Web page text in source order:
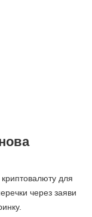
для
через заяви